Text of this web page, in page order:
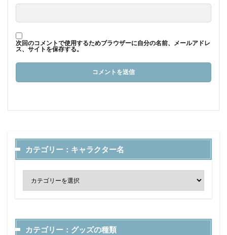
次回のコメントで使用するためブラウザーに自分の名前、メールアドレ
ス、サイトを保存する。
カテゴリー：キャラクター名
カテゴリー：グッズの種類